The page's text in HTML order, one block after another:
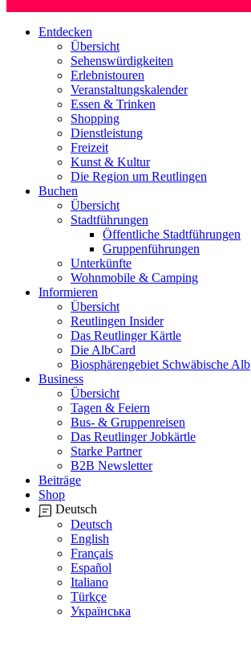
Entdecken
Übersicht
Sehenswürdigkeiten
Erlebnistouren
Veranstaltungskalender
Essen & Trinken
Shopping
Dienstleistung
Freizeit
Kunst & Kultur
Die Region um Reutlingen
Buchen
Übersicht
Stadtführungen
Öffentliche Stadtführungen
Gruppenführungen
Unterkünfte
Wohnmobile & Camping
Informieren
Übersicht
Reutlingen Insider
Das Reutlinger Kärtle
Die AlbCard
Biosphärengebiet Schwäbische Alb
Business
Übersicht
Tagen & Feiern
Bus- & Gruppenreisen
Das Reutlinger Jobkärtle
Starke Partner
B2B Newsletter
Beiträge
Shop
Deutsch
Deutsch
English
Français
Español
Italiano
Türkçe
Українська